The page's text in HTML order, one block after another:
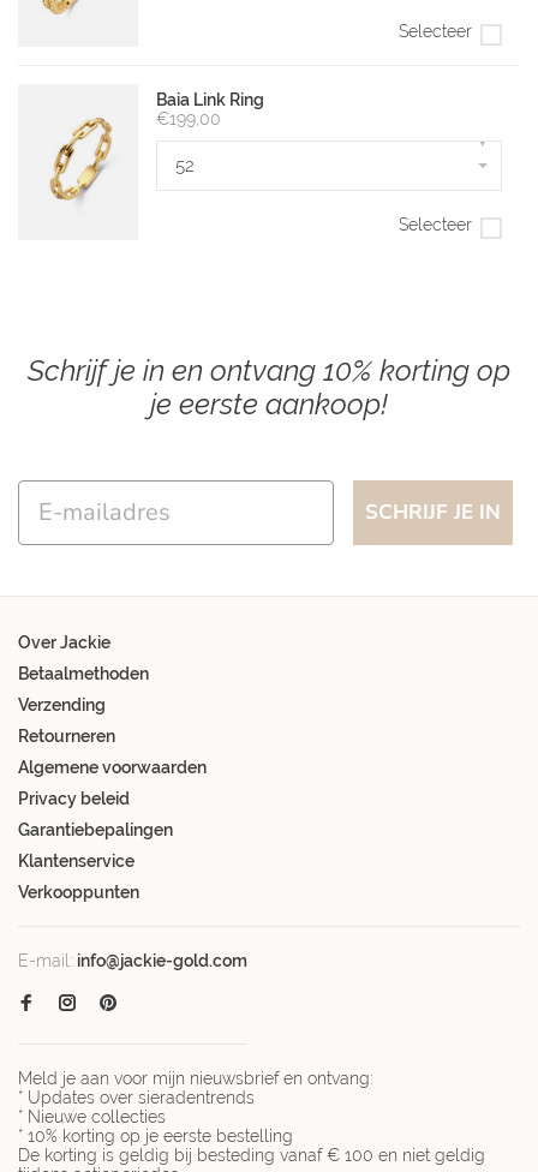
Selecteer
Baia Link Ring
€199,00
52
▾
Selecteer
Schrijf je in en ontvang 10% korting op
je eerste aankoop!
Email
SCHRIJF JE IN
Over Jackie
Betaalmethoden
Verzending
Retourneren
Algemene voorwaarden
Privacy beleid
Garantiebepalingen
Klantenservice
Verkooppunten
E-mail: info@jackie-gold.com
Meld je aan voor mijn nieuwsbrief en ontvang:
* Updates over sieradentrends
* Nieuwe collecties
* 10% korting op je eerste bestelling
De korting is geldig bij besteding vanaf € 100 en niet geldig